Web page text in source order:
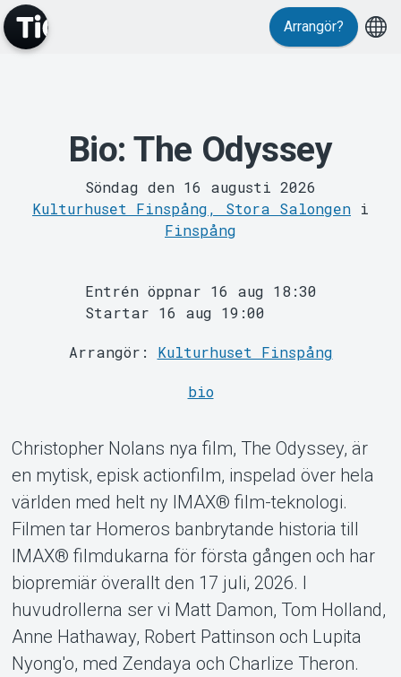
MyTickster
Support
Om Tickster
Arrangör?
Bio: The Odyssey
Söndag den 16 augusti 2026
Kulturhuset Finspång, Stora Salongen i
Finspång
Entrén öppnar 16 aug 18:30
Startar 16 aug 19:00
Arrangör: Kulturhuset Finspång
bio
Christopher Nolans nya film, The Odyssey, är
en mytisk, episk actionfilm, inspelad över hela
världen med helt ny IMAX® film-teknologi.
Filmen tar Homeros banbrytande historia till
IMAX® filmdukarna för första gången och har
biopremiär överallt den 17 juli, 2026. I
huvudrollerna ser vi Matt Damon, Tom Holland,
Anne Hathaway, Robert Pattinson och Lupita
Nyong'o, med Zendaya och Charlize Theron.